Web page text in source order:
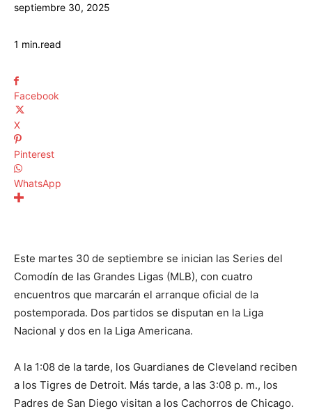
septiembre 30, 2025
1 min.read
Facebook
X
Pinterest
WhatsApp
Este martes 30 de septiembre se inician las Series del
Comodín de las Grandes Ligas (MLB), con cuatro
encuentros que marcarán el arranque oficial de la
postemporada. Dos partidos se disputan en la Liga
Nacional y dos en la Liga Americana.
A la 1:08 de la tarde, los Guardianes de Cleveland reciben
a los Tigres de Detroit. Más tarde, a las 3:08 p. m., los
Padres de San Diego visitan a los Cachorros de Chicago.